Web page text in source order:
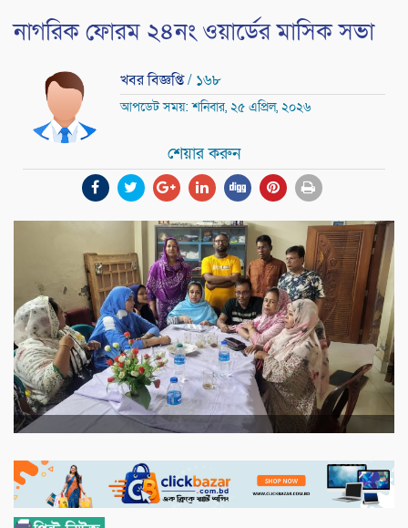
নাগরিক ফোরম ২৪নং ওয়ার্ডের মাসিক সভা
খবর বিজ্ঞপ্তি/ ১৬৮
আপডেট সময়: শনিবার, ২৫ এপ্রিল, ২০২৬
শেয়ার করুন